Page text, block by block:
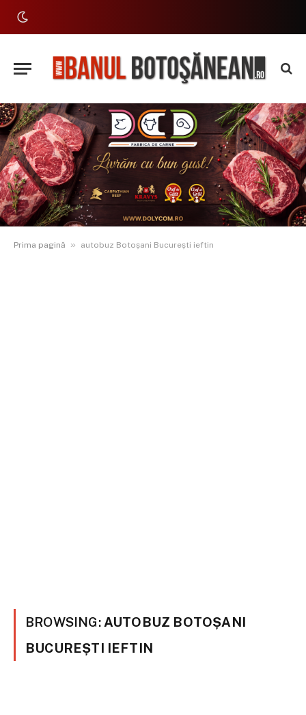
Prima pagină » autobuz Botoșani București ieftin
BROWSING: AUTOBUZ BOTOȘANI
BUCUREȘTI IEFTIN